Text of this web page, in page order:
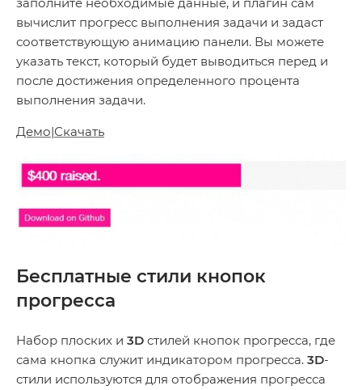
вычислит прогресс выполнения задачи и задаст
соответствующую анимацию панели. Вы можете
указать текст, который будет выводиться перед и
после достижения определенного процента
выполнения задачи.
Демо|Скачать
Бесплатные стили кнопок
прогресса
Набор плоских и 3D стилей кнопок прогресса, где
сама кнопка служит индикатором прогресса. 3D-
стили используются для отображения прогресса